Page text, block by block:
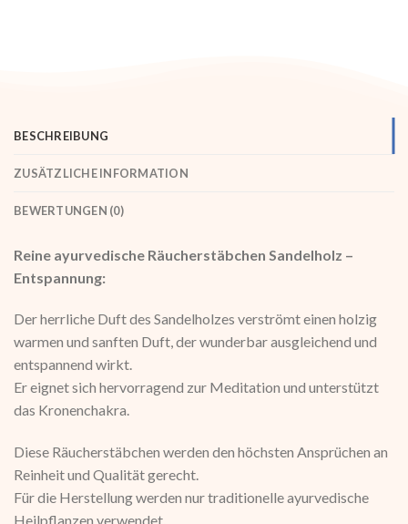
BESCHREIBUNG
ZUSÄTZLICHE INFORMATION
BEWERTUNGEN (0)
Reine ayurvedische Räucherstäbchen Sandelholz –
Entspannung:
Der herrliche Duft des Sandelholzes verströmt einen holzig
warmen und sanften Duft, der wunderbar ausgleichend und
entspannend wirkt.
Er eignet sich hervorragend zur Meditation und unterstützt
das Kronenchakra.
Diese Räucherstäbchen werden den höchsten Ansprüchen an
Reinheit und Qualität gerecht.
Für die Herstellung werden nur traditionelle ayurvedische
Heilpflanzen verwendet.